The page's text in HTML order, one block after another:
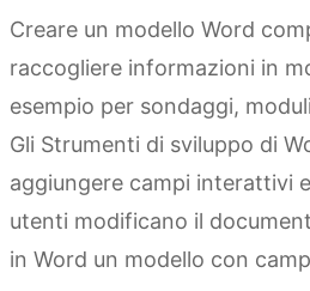
Creare un modello Word
raccogliere informazioni in
esempio per sondaggi,
Gli Strumenti di sviluppo di
aggiungere campi interattivi
utenti modificano il
in Word un modello con